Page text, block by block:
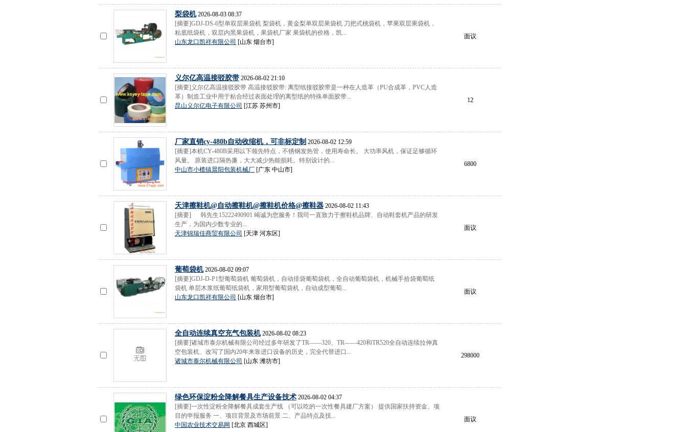
梨袋机2026-08-03 08:37
[摘要]GDJ-DS-6型单双层果袋机 梨袋机，黄金梨单双层果袋机 刀把式桃袋机，苹果双层果袋机，
粘底纸袋机，双层内黑果袋机，果袋机厂家 果袋机的价格，凯...
山东龙口凯祥有限公司 [山东 烟台市]
面议
义尔亿高温接驳胶带 2026-08-02 21:10
[摘要]义尔亿高温接驳胶带 高温接驳胶带: 离型纸接驳胶带是一种在人造革（PU合成革，PVC人造
革）制造工业中用于粘合经过表面处理的离型纸的特殊单面胶带...
昆山义尔亿电子有限公司 [江苏 苏州市]
12
厂家直销cy-480b自动收缩机，可非标定制 2026-08-02 12:59
[摘要]本机CY-480B采用以下领先特点，不锈钢发热管，使用寿命长。 大功率风机，保证足够循环
风量。 原装进口隔热廉，大大减少热能损耗。特别设计的...
中山市小榄镇晨阳包装机械厂 [广东 中山市]
6800
天津擦鞋机@自动擦鞋机@擦鞋机价格@擦鞋器 2026-08-02 11:43
[摘要] 韩先生15222490901 竭诚为您服务！我司一直致力于擦鞋机品牌、自动鞋套机产品的研发
生产，为国内少数专业的...
天津锦瑞佳商贸有限公司 [天津 河东区]
面议
葡萄袋机2026-08-02 09:07
[摘要]GDJ-D-P1型葡萄袋机 葡萄袋机，自动排袋葡萄袋机，全自动葡萄袋机，机械手拾袋葡萄纸
袋机 单层木浆纸葡萄纸袋机，家用型葡萄袋机，自动成型葡萄...
山东龙口凯祥有限公司 [山东 烟台市]
面议
全自动连续真空充气包装机2026-08-02 08:23
[摘要]诸城市泰尔机械有限公司经过多年研发了TR——320、TR——420和TR520全自动连续拉伸真
空包装机、改写了国内20年来靠进口设备的历史，完全代替进口...
诸城市泰尔机械有限公司 [山东 潍坊市]
298000
绿色环保淀粉全降解餐具生产设备技术 2026-08-02 04:37
[摘要]一次性淀粉全降解餐具成套生产线 （可以吃的一次性餐具建厂方案） 提供国家扶持资金、项
目的申报服务 一、项目背景及市场前景 二、产品特点及技...
中国农业技术交易网 [北京 西城区]
面议